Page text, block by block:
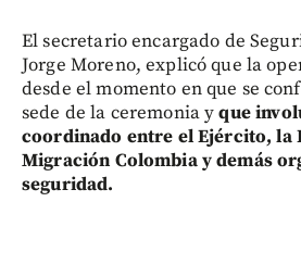
El secretario encargado de
Jorge Moreno, explicó que la
desde el momento en que se
sede de la ceremonia yque
coordinado entre el Ejército, la
Migración Colombia y demás
seguridad.